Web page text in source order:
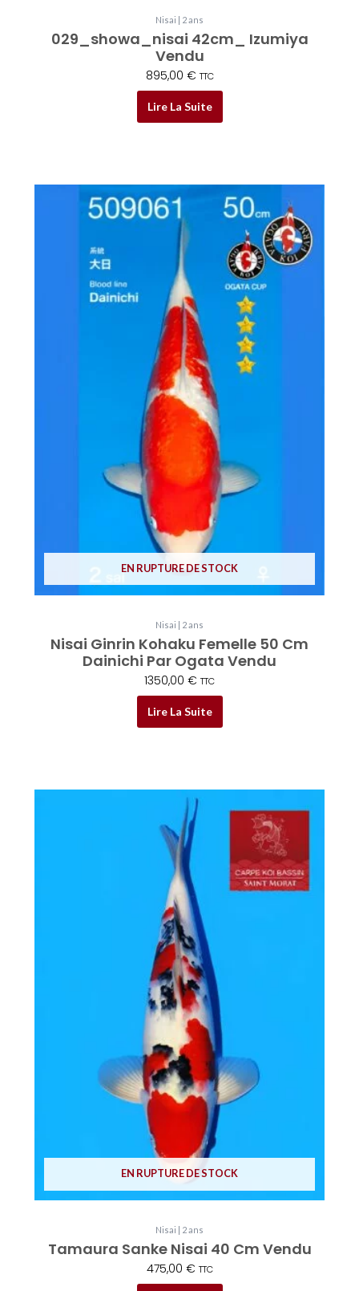
Nisai | 2 ans
029_showa_nisai 42cm_ Izumiya
Vendu
895,00 € TTC
Lire La Suite
EN RUPTURE DE STOCK
Nisai | 2 ans
Nisai Ginrin Kohaku Femelle 50 Cm
Dainichi Par Ogata Vendu
1350,00 € TTC
Lire La Suite
EN RUPTURE DE STOCK
Nisai | 2 ans
Tamaura Sanke Nisai 40 Cm Vendu
475,00 € TTC